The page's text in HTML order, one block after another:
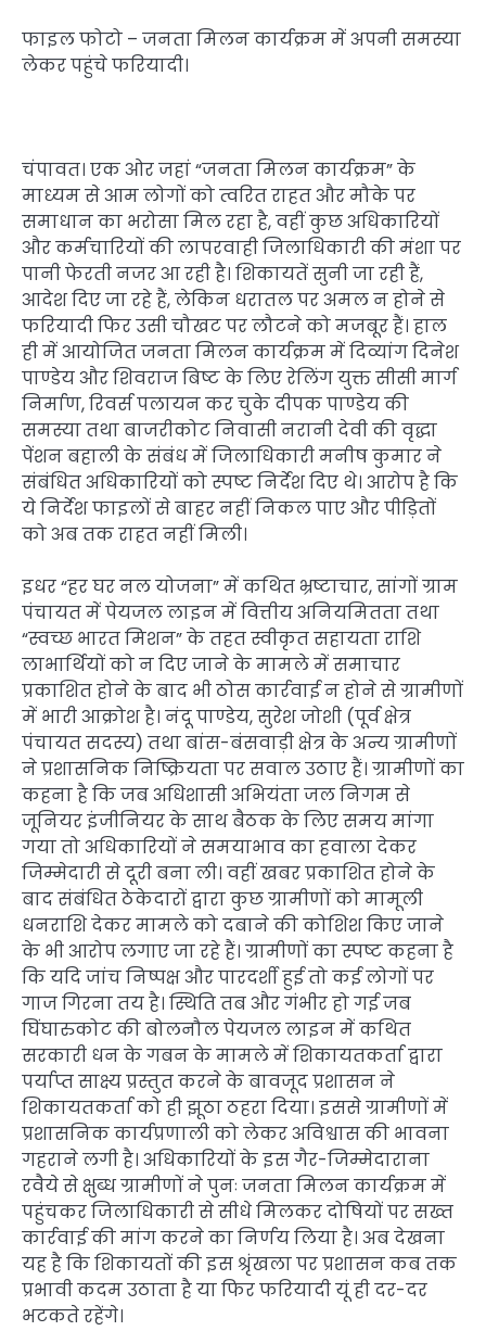
फाइल फोटो – जनता मिलन कार्यक्रम में अपनी समस्या
लेकर पहुंचे फरियादी।
चंपावत। एक ओर जहां “जनता मिलन कार्यक्रम” के
माध्यम से आम लोगों को त्वरित राहत और मौके पर
समाधान का भरोसा मिल रहा है, वहीं कुछ अधिकारियों
और कर्मचारियों की लापरवाही जिलाधिकारी की मंशा पर
पानी फेरती नजर आ रही है। शिकायतें सुनी जा रही हैं,
आदेश दिए जा रहे हैं, लेकिन धरातल पर अमल न होने से
फरियादी फिर उसी चौखट पर लौटने को मजबूर हैं। हाल
ही में आयोजित जनता मिलन कार्यक्रम में दिव्यांग दिनेश
पाण्डेय और शिवराज बिष्ट के लिए रेलिंग युक्त सीसी मार्ग
निर्माण, रिवर्स पलायन कर चुके दीपक पाण्डेय की
समस्या तथा बाजरीकोट निवासी नरानी देवी की वृद्धा
पेंशन बहाली के संबंध में जिलाधिकारी मनीष कुमार ने
संबंधित अधिकारियों को स्पष्ट निर्देश दिए थे। आरोप है कि
ये निर्देश फाइलों से बाहर नहीं निकल पाए और पीड़ितों
को अब तक राहत नहीं मिली।
इधर “हर घर नल योजना” में कथित भ्रष्टाचार, सांगों ग्राम
पंचायत में पेयजल लाइन में वित्तीय अनियमितता तथा
“स्वच्छ भारत मिशन” के तहत स्वीकृत सहायता राशि
लाभार्थियों को न दिए जाने के मामले में समाचार
प्रकाशित होने के बाद भी ठोस कार्रवाई न होने से ग्रामीणों
में भारी आक्रोश है। नंदू पाण्डेय, सुरेश जोशी (पूर्व क्षेत्र
पंचायत सदस्य) तथा बांस-बंसवाड़ी क्षेत्र के अन्य ग्रामीणों
ने प्रशासनिक निष्क्रियता पर सवाल उठाए हैं। ग्रामीणों का
कहना है कि जब अधिशासी अभियंता जल निगम से
जूनियर इंजीनियर के साथ बैठक के लिए समय मांगा
गया तो अधिकारियों ने समयाभाव का हवाला देकर
जिम्मेदारी से दूरी बना ली। वहीं खबर प्रकाशित होने के
बाद संबंधित ठेकेदारों द्वारा कुछ ग्रामीणों को मामूली
धनराशि देकर मामले को दबाने की कोशिश किए जाने
के भी आरोप लगाए जा रहे हैं। ग्रामीणों का स्पष्ट कहना है
कि यदि जांच निष्पक्ष और पारदर्शी हुई तो कई लोगों पर
गाज गिरना तय है। स्थिति तब और गंभीर हो गई जब
घिंघारुकोट की बोलनौल पेयजल लाइन में कथित
सरकारी धन के गबन के मामले में शिकायतकर्ता द्वारा
पर्याप्त साक्ष्य प्रस्तुत करने के बावजूद प्रशासन ने
शिकायतकर्ता को ही झूठा ठहरा दिया। इससे ग्रामीणों में
प्रशासनिक कार्यप्रणाली को लेकर अविश्वास की भावना
गहराने लगी है। अधिकारियों के इस गैर-जिम्मेदाराना
रवैये से क्षुब्ध ग्रामीणों ने पुनः जनता मिलन कार्यक्रम में
पहुंचकर जिलाधिकारी से सीधे मिलकर दोषियों पर सख्त
कार्रवाई की मांग करने का निर्णय लिया है। अब देखना
यह है कि शिकायतों की इस श्रृंखला पर प्रशासन कब तक
प्रभावी कदम उठाता है या फिर फरियादी यूं ही दर-दर
भटकते रहेंगे।